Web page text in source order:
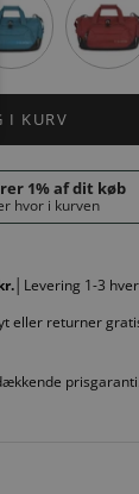
I KURV
│Levering 1-3
eller returner